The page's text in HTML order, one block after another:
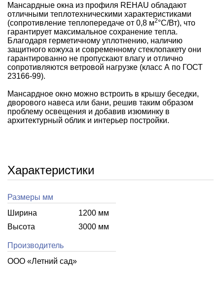
Мансардные окна из профиля REHAU обладают
отличными теплотехническими характеристиками
(сопротивление теплопередаче от 0,8 м2°С/Вт), что
гарантирует максимальное сохранение тепла.
Благодаря герметичному уплотнению, наличию
защитного кожуха и современному стеклопакету они
гарантированно не пропускают влагу и отлично
сопротивляются ветровой нагрузке (класс А по ГОСТ
23166-99).
Мансардное окно можно встроить в крышу беседки,
дворового навеса или бани, решив таким образом
проблему освещения и добавив изюминку в
архитектурный облик и интерьер постройки.
Характеристики
Размеры мм
Ширина
1200 мм
Высота
3000 мм
Производитель
ООО «Летний cад»